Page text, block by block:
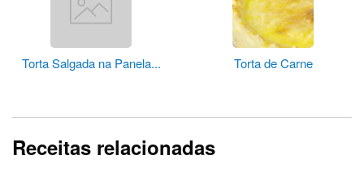
Torta Salgada na Panela... Torta de Carne
Receitas relacionadas